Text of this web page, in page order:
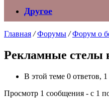
Другое
Главная / Форумы / Форум о
Рекламные стелы
В этой теме 0 ответов,
Просмотр 1 сообщения - с 1